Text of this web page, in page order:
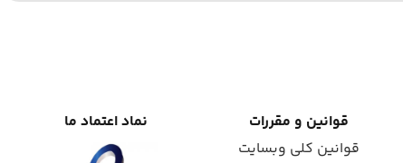
قوانین و مقررات
قوانین کلی وبسایت
نماد اعتماد ما